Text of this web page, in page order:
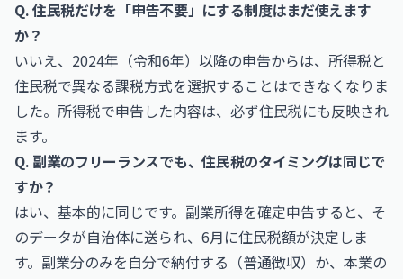
Q. 住民税だけを「申告不要」にする制度はまだ使えます
か？
いいえ、2024年（令和6年）以降の申告からは、所得税と
住民税で異なる課税方式を選択することはできなくなりま
した。所得税で申告した内容は、必ず住民税にも反映され
ます。
Q. 副業のフリーランスでも、住民税のタイミングは同じで
すか？
はい、基本的に同じです。副業所得を確定申告すると、そ
のデータが自治体に送られ、6月に住民税額が決定しま
す。副業分のみを自分で納付する（普通徴収）か、本業の